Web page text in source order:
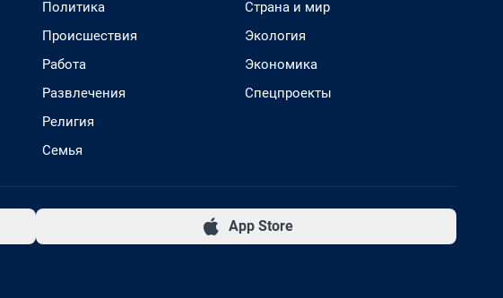
Политика
Происшествия
Работа
Развлечения
Религия
Семья
Страна и мир
Экология
Экономика
Спецпроекты
App Store